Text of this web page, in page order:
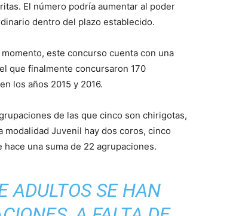
El número podría aumentar al poder
dentro del plazo establecido.
este concurso cuenta con una
que finalmente concursaron 170
los años 2015 y 2016.
de las que cinco son chirigotas,
Juvenil hay dos coros, cinco
una suma de 22 agrupaciones.
ADULTOS SE HAN